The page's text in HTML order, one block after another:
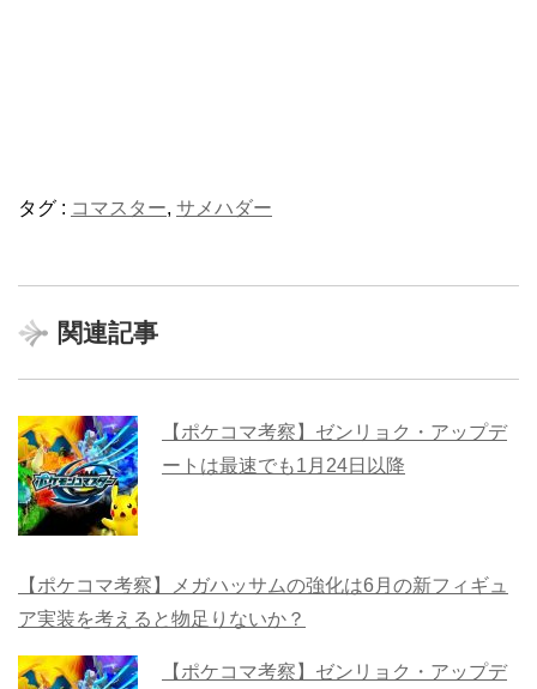
タグ : コマスター, サメハダー
関連記事
【ポケコマ考察】ゼンリョク・アップデ
ートは最速でも1月24日以降
【ポケコマ考察】メガハッサムの強化は6月の新フィギュ
ア実装を考えると物足りないか？
【ポケコマ考察】ゼンリョク・アップデ